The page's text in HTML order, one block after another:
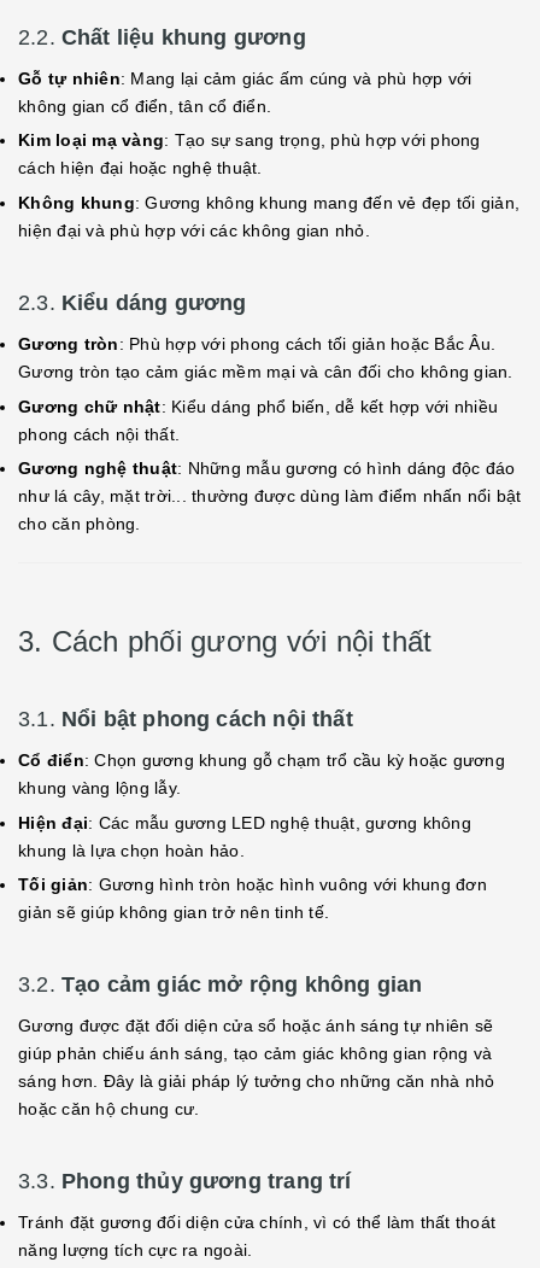
2.2. Chất liệu khung gương
Gỗ tự nhiên: Mang lại cảm giác ấm cúng và phù hợp với
không gian cổ điển, tân cổ điển.
Kim loại mạ vàng: Tạo sự sang trọng, phù hợp với phong
cách hiện đại hoặc nghệ thuật.
Không khung: Gương không khung mang đến vẻ đẹp tối giản,
hiện đại và phù hợp với các không gian nhỏ.
2.3. Kiểu dáng gương
Gương tròn: Phù hợp với phong cách tối giản hoặc Bắc Âu.
Gương tròn tạo cảm giác mềm mại và cân đối cho không gian.
Gương chữ nhật: Kiểu dáng phổ biến, dễ kết hợp với nhiều
phong cách nội thất.
Gương nghệ thuật: Những mẫu gương có hình dáng độc đáo
như lá cây, mặt trời... thường được dùng làm điểm nhấn nổi bật
cho căn phòng.
3. Cách phối gương với nội thất
3.1. Nổi bật phong cách nội thất
Cổ điển: Chọn gương khung gỗ chạm trổ cầu kỳ hoặc gương
khung vàng lộng lẫy.
Hiện đại: Các mẫu gương LED nghệ thuật, gương không
khung là lựa chọn hoàn hảo.
Tối giản: Gương hình tròn hoặc hình vuông với khung đơn
giản sẽ giúp không gian trở nên tinh tế.
3.2. Tạo cảm giác mở rộng không gian
Gương được đặt đối diện cửa sổ hoặc ánh sáng tự nhiên sẽ
giúp phản chiếu ánh sáng, tạo cảm giác không gian rộng và
sáng hơn. Đây là giải pháp lý tưởng cho những căn nhà nhỏ
hoặc căn hộ chung cư.
3.3. Phong thủy gương trang trí
Tránh đặt gương đối diện cửa chính, vì có thể làm thất thoát
năng lượng tích cực ra ngoài.